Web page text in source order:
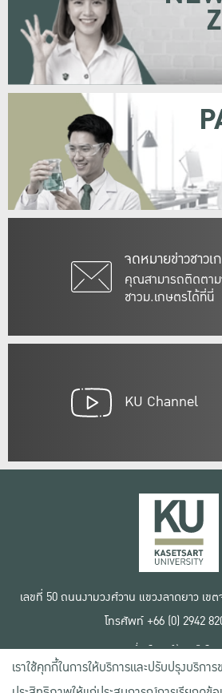
จดหมายข่าวชาวเ
คุณสามารถติดตา
ชาวม.เกษตรได้ที่นี่
KU Channel
เลขที่ 50 ถนนงามวงศ์วาน แขวงลาดยาว เข
โทรศัพท์ +66 (0) 2942
เงื่อนไขการใช้งานเว็บไซต์
ข้อตกลงด้านสิทธิ์ใช้งาน
นโยบายความเป็นส่วนตัว
เราใช้คุกกี้ในการให้บริการและปรับปรุงบริกา